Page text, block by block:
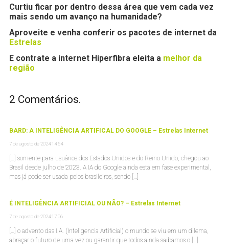
Curtiu ficar por dentro dessa área que vem cada vez
mais sendo um avanço na humanidade?
Aproveite e venha conferir os pacotes de internet da
Estrelas
E contrate a internet Hiperfibra eleita a melhor da
região
2 Comentários.
BARD: A INTELIGÊNCIA ARTIFICAL DO GOOGLE – Estrelas Internet
7 de agosto de 2024 14:54
[…] somente para usuários dos Estados Unidos e do Reino Unido, chegou ao
Brasil desde julho de 2023. A IA do Google ainda está em fase experimental,
mas já pode ser usada pelos brasileiros, sendo […]
É INTELIGÊNCIA ARTIFICIAL OU NÃO? – Estrelas Internet
7 de agosto de 2024 17:06
[…] o advento das I.A. (Inteligencia Artificial) o mundo se viu em um dilema,
abraçar o futuro de uma vez ou garantir que todos ainda saibamos o […]